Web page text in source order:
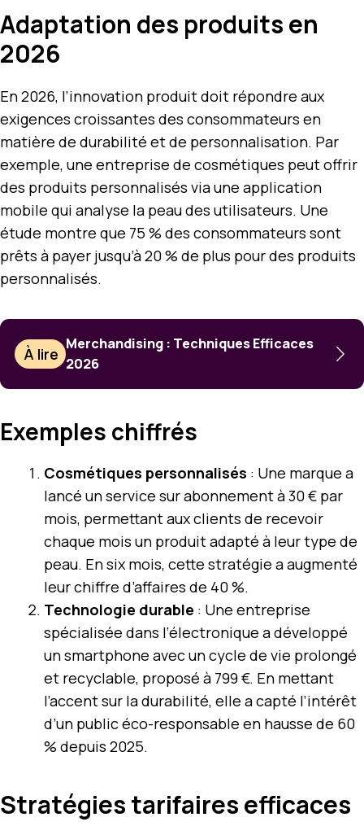
Adaptation des produits en
2026
En 2026, l’innovation produit doit répondre aux
exigences croissantes des consommateurs en
matière de durabilité et de personnalisation. Par
exemple, une entreprise de cosmétiques peut offrir
des produits personnalisés via une application
mobile qui analyse la peau des utilisateurs. Une
étude montre que 75 % des consommateurs sont
prêts à payer jusqu’à 20 % de plus pour des produits
personnalisés.
À lire
Merchandising : Techniques Efficaces
2026
Exemples chiffrés
Cosmétiques personnalisés : Une marque a
lancé un service sur abonnement à 30 € par
mois, permettant aux clients de recevoir
chaque mois un produit adapté à leur type de
peau. En six mois, cette stratégie a augmenté
leur chiffre d’affaires de 40 %.
Technologie durable : Une entreprise
spécialisée dans l’électronique a développé
un smartphone avec un cycle de vie prolongé
et recyclable, proposé à 799 €. En mettant
l’accent sur la durabilité, elle a capté l’intérêt
d’un public éco-responsable en hausse de 60
% depuis 2025.
Stratégies tarifaires efficaces